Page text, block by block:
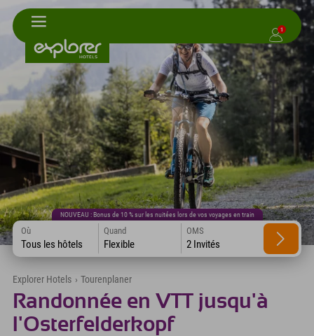
1
NOUVEAU : Bonus de 10 % sur les nuitées lors de vos voyages en train
Où
Tous les hôtels
Quand
Flexible
OMS
2 Invités
Explorer Hotels › Tourenplaner
Randonnée en VTT jusqu'à
l'Osterfelderkopf